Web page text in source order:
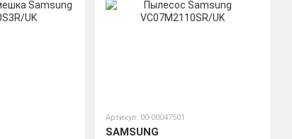
Артикул: 00-00047501
SAMSUNG